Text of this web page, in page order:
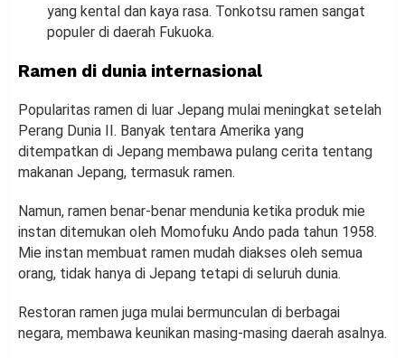
yang kental dan kaya rasa. Tonkotsu ramen sangat
populer di daerah Fukuoka.
Ramen di dunia internasional
Popularitas ramen di luar Jepang mulai meningkat setelah
Perang Dunia II. Banyak tentara Amerika yang
ditempatkan di Jepang membawa pulang cerita tentang
makanan Jepang, termasuk ramen.
Namun, ramen benar-benar mendunia ketika produk mie
instan ditemukan oleh Momofuku Ando pada tahun 1958.
Mie instan membuat ramen mudah diakses oleh semua
orang, tidak hanya di Jepang tetapi di seluruh dunia.
Restoran ramen juga mulai bermunculan di berbagai
negara, membawa keunikan masing-masing daerah asalnya.